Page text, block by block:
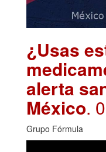
¿Usas
alerta
México.
Grupo Fórmula